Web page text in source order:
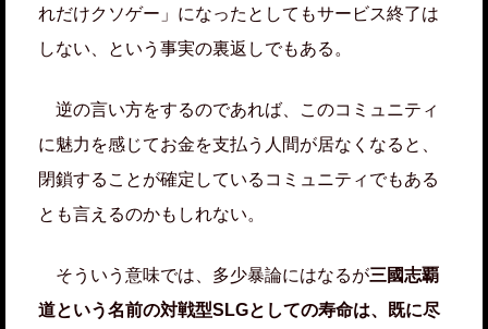
れだけクソゲー」になったとしてもサービス終了は
しない、という事実の裏返しでもある。
逆の言い方をするのであれば、このコミュニティ
に魅力を感じてお金を支払う人間が居なくなると、
閉鎖することが確定しているコミュニティでもある
とも言えるのかもしれない。
そういう意味では、多少暴論にはなるが三國志覇
道という名前の対戦型SLGとしての寿命は、既に尽